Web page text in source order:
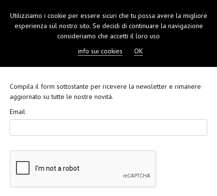
Compila il form sottostante per ricevere la newsletter e rimanere
aggiornato su tutte le nostre novità.
Email
Utilizziamo i cookie per essere sicuri che tu possa avere la migliore
esperienza sul nostro sito. Se decidi di continuare la navigazione
consideriamo che accetti il loro uso
info sui cookies
OK